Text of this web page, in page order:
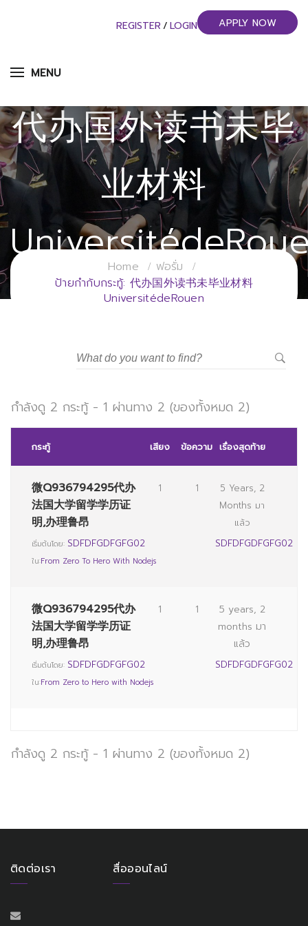
MENU
REGISTER / LOGIN APPLY NOW
代办国外读书未毕
业材料
วิทยาลัยการจัดการอุตสาหกรรมบริการ
มหาวิทยาลัยราชภัฏสวนสุนันทา
Home
ฟอรั่ม
ป้ายกำกับกระทู้: 代办国外读书未毕业材料
UniversitédeRouen
กำลังดู 2 กระทู้ - 1 ผ่านทาง 2 (ของทั้งหมด 2)
กระทู้ เสียง ข้อความ เรื่องสุดท้าย
微Q936794295代办
法国大学留学学历证
明,办理鲁昂
เริ่มต้นโดย: SDFDFGDFGFG02
ใน:From Zero To Hero With Nodejs
1 1
5 Years, 2
Months มา
แล้ว
SDFDFGDFGFG02
微Q936794295代办
法国大学留学学历证
明,办理鲁昂
เริ่มต้นโดย: SDFDFGDFGFG02
ใน:From Zero to Hero with Nodejs
1 1
5 years, 2
months มา
แล้ว
SDFDFGDFGFG02
กำลังดู 2 กระทู้ - 1 ผ่านทาง 2 (ของทั้งหมด 2)
ติดต่อเรา สื่อออนไลน์